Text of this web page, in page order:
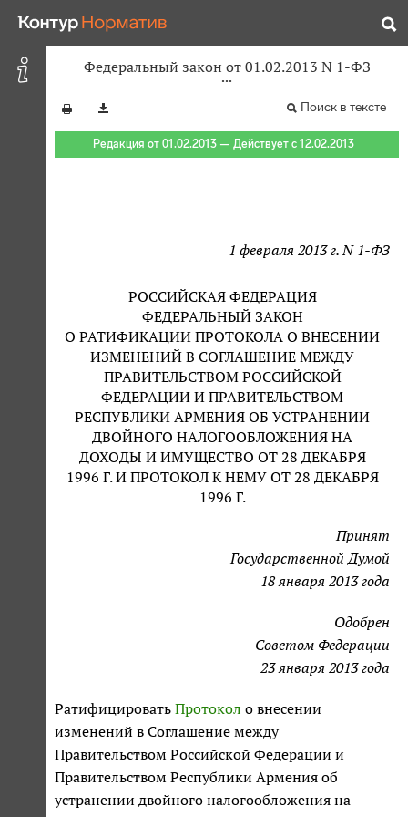
Федеральный закон от 01.02.2013 N 1-ФЗ
Поиск в тексте
Редакция от 01.02.2013 — Действует с 12.02.2013
1 февраля 2013 г. N 1-ФЗ
РОССИЙСКАЯ ФЕДЕРАЦИЯ
ФЕДЕРАЛЬНЫЙ ЗАКОН
О РАТИФИКАЦИИ ПРОТОКОЛА О ВНЕСЕНИИ
ИЗМЕНЕНИЙ В СОГЛАШЕНИЕ МЕЖДУ
ПРАВИТЕЛЬСТВОМ РОССИЙСКОЙ
ФЕДЕРАЦИИ И ПРАВИТЕЛЬСТВОМ
РЕСПУБЛИКИ АРМЕНИЯ ОБ УСТРАНЕНИИ
ДВОЙНОГО НАЛОГООБЛОЖЕНИЯ НА
ДОХОДЫ И ИМУЩЕСТВО ОТ 28 ДЕКАБРЯ
1996 Г. И ПРОТОКОЛ К НЕМУ ОТ 28 ДЕКАБРЯ
1996 Г.
Принят
Государственной Думой
18 января 2013 года
Одобрен
Советом Федерации
23 января 2013 года
Ратифицировать Протокол о внесении
изменений в Соглашение между
Правительством Российской Федерации и
Правительством Республики Армения об
устранении двойного налогообложения на